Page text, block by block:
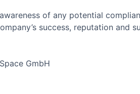
of any potential
success, reputation and
GmbH